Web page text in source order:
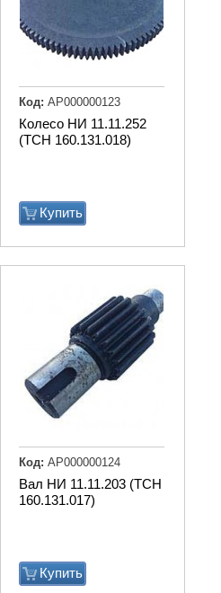
Колесо НИ 11.11.252
(ТСН 160.131.018)
Купить
Код: АР000000123
Вал НИ 11.11.203 (ТСН
160.131.017)
Купить
Код: АР000000124